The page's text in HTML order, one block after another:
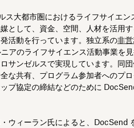
ス大都市圏におけるライフサイエン
として、資金、空間、人材を活用す
活動を行っています。独立系の非
アのライフサイエンス活動事業を
サンゼルスで実現しています。同
な共有、プログラム参加者へのプ
プ協定の締結などのために
ウィーラン氏によると、DocSend